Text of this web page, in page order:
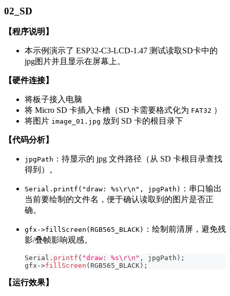
02_SD
【程序说明】
本示例演示了 ESP32-C3-LCD-1.47 测试读取SD卡中的
jpg图片并且显示在屏幕上。
【硬件连接】
将板子接入电脑
将 Micro SD 卡插入卡槽（SD 卡需要格式化为 FAT32 ）
将图片 image_01.jpg 放到 SD 卡的根目录下
【代码分析】
jpgPath ：待显示的 jpg 文件路径（从 SD 卡根目录查找
得到）。
Serial.printf("draw: %s\r\n", jpgPath)
：串口输出
当前要绘制的文件名，便于确认读取到的图片是否正
确。
gfx->fillScreen(RGB565_BLACK)
：绘制前清屏，避免残
影/叠帧影响观感。
Serial . printf ( "draw: %s\r\n" , jpgPath ) ;
gfx ->fillScreen ( RGB565_BLACK ) ;
【运行效果】